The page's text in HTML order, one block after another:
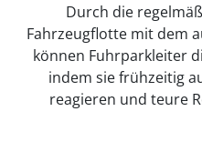
Durch die
Fahrzeugflotte mit dem
können Fuhrparkleiter
indem sie frühzeitig
reagieren und teure